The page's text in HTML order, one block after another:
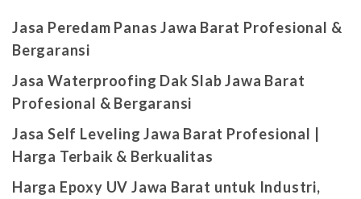
Jasa Peredam Panas Jawa Barat Profesional &
Bergaransi
Jasa Waterproofing Dak Slab Jawa Barat
Profesional & Bergaransi
Jasa Self Leveling Jawa Barat Profesional |
Harga Terbaik & Berkualitas
Harga Epoxy UV Jawa Barat untuk Industri,